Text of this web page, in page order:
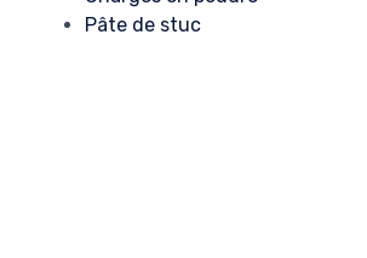
Pâte de stuc